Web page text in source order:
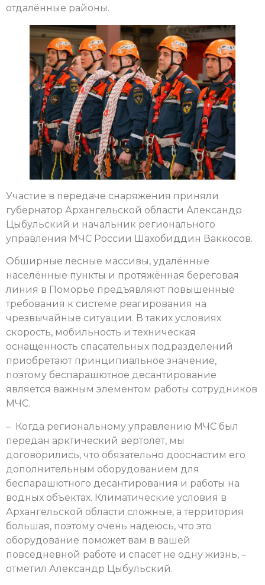
отдалённые районы.
Участие в передаче снаряжения приняли
губернатор Архангельской области Александр
Цыбульский и начальник регионального
управления МЧС России Шахобиддин Ваккосов.
Обширные лесные массивы, удалённые
населённые пункты и протяжённая береговая
линия в Поморье предъявляют повышенные
требования к системе реагирования на
чрезвычайные ситуации. В таких условиях
скорость, мобильность и техническая
оснащённость спасательных подразделений
приобретают принципиальное значение,
поэтому беспарашютное десантирование
является важным элементом работы сотрудников
МЧС.
– Когда региональному управлению МЧС был
передан арктический вертолёт, мы
договорились, что обязательно дооснастим его
дополнительным оборудованием для
беспарашютного десантирования и работы на
водных объектах. Климатические условия в
Архангельской области сложные, а территория
большая, поэтому очень надеюсь, что это
оборудование поможет вам в вашей
повседневной работе и спасёт не одну жизнь, –
отметил Александр Цыбульский.